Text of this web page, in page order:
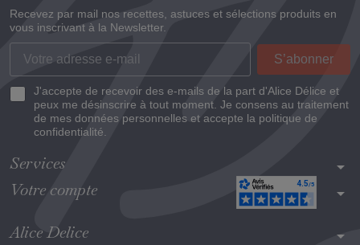
Recevez par mail nos recettes, astuces et sélections produits en
vous inscrivant à la Newsletter.
J'accepte de recevoir des e-mails de la part d'Alice Délice et
peux me désinscrire à tout moment. Je consens au traitement
de mes données personnelles et accepte la politique de
confidentialité.
Services arrow_drop_down
Votre compte arrow_drop_down
Alice Delice arrow_drop_down